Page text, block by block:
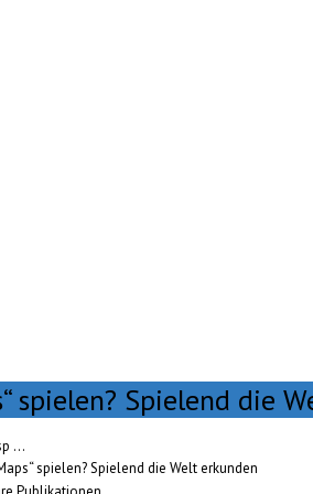
spielen? Spielend die
...
spielen? Spielend die Welt erkunden